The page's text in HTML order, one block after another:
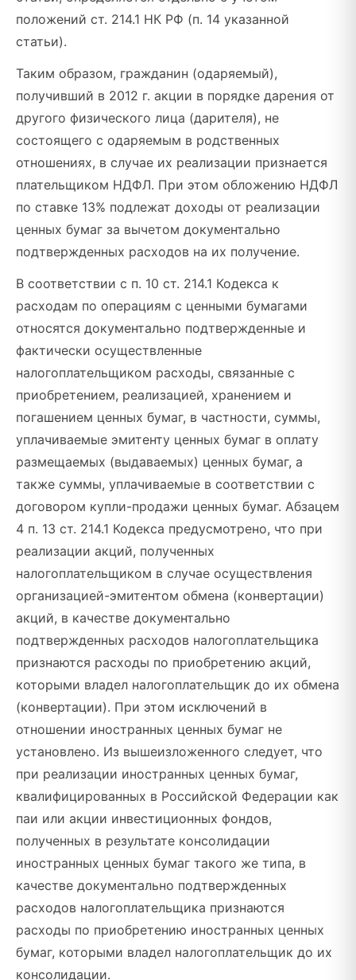
положений ст. 214.1 НК РФ (п. 14 указанной
статьи).
Таким образом, гражданин (одаряемый),
получивший в 2012 г. акции в порядке дарения от
другого физического лица (дарителя), не
состоящего с одаряемым в родственных
отношениях, в случае их реализации признается
плательщиком НДФЛ. При этом обложению НДФЛ
по ставке 13% подлежат доходы от реализации
ценных бумаг за вычетом документально
подтвержденных расходов на их получение.
В соответствии с п. 10 ст. 214.1 Кодекса к
расходам по операциям с ценными бумагами
относятся документально подтвержденные и
фактически осуществленные
налогоплательщиком расходы, связанные с
приобретением, реализацией, хранением и
погашением ценных бумаг, в частности, суммы,
уплачиваемые эмитенту ценных бумаг в оплату
размещаемых (выдаваемых) ценных бумаг, а
также суммы, уплачиваемые в соответствии с
договором купли-продажи ценных бумаг. Абзацем
4 п. 13 ст. 214.1 Кодекса предусмотрено, что при
реализации акций, полученных
налогоплательщиком в случае осуществления
организацией-эмитентом обмена (конвертации)
акций, в качестве документально
подтвержденных расходов налогоплательщика
признаются расходы по приобретению акций,
которыми владел налогоплательщик до их обмена
(конвертации). При этом исключений в
отношении иностранных ценных бумаг не
установлено. Из вышеизложенного следует, что
при реализации иностранных ценных бумаг,
квалифицированных в Российской Федерации как
паи или акции инвестиционных фондов,
полученных в результате консолидации
иностранных ценных бумаг такого же типа, в
качестве документально подтвержденных
расходов налогоплательщика признаются
расходы по приобретению иностранных ценных
бумаг, которыми владел налогоплательщик до их
консолидации.